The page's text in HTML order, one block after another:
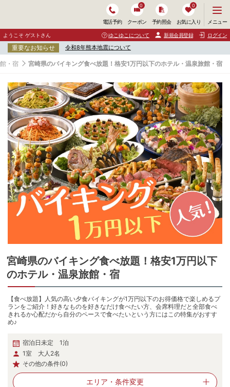
電話予約 クーポン
0
予約照会 お気に入り
0
ニ
ュ
ー
開
く
メニュー
ようこそ ゲストさん ゆこゆこについて 新規会員登録 ログイン
重要なお知らせ 令和8年熊本地震について
・宿 宮崎県のバイキング食べ放題！格安1万円以下のホテル・温泉旅館・宿
宮
崎
県
宮崎県のバイキング食べ放題！格安1万円以下
のホテル・温泉旅館・宿
【食べ放題】人気の高い夕食バイキングが1万円以下のお得価格で楽しめるプ
ランをご紹介！好きなものを好きなだけ食べたい方、会席料理だと全部食べ
きれるか心配だから自分のペースで食べたいという方にはこの特集がおすす
め♪
宿泊日未定 1泊
1室 大人2名
その他の条件(0)
エリア・ 条件変更